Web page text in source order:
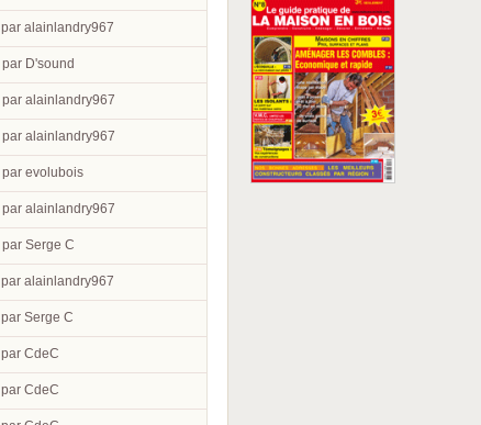
par alainlandry967
par D'sound
par alainlandry967
par alainlandry967
par evolubois
par alainlandry967
par Serge C
par alainlandry967
par Serge C
par CdeC
par CdeC